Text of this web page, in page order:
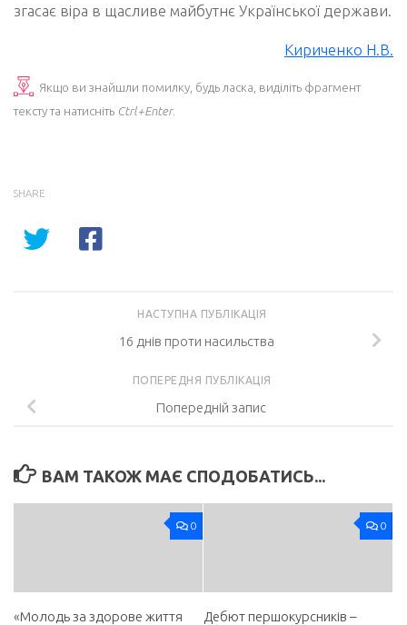
згасає віра в щасливе майбутнє Української держави.
Кириченко Н.В.
Якщо ви знайшли помилку, будь ласка, виділіть фрагмент
тексту та натисніть Ctrl+Enter.
SHARE
НАСТУПНА ПУБЛІКАЦІЯ
16 днів проти насильства
ПОПЕРЕДНЯ ПУБЛІКАЦІЯ
Попередній запис
ВАМ ТАКОЖ МАЄ СПОДОБАТИСЬ...
0
«Молодь за здорове життя
0
Дебют першокурсників –